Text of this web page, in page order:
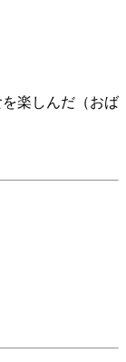
楽しんだ（おば